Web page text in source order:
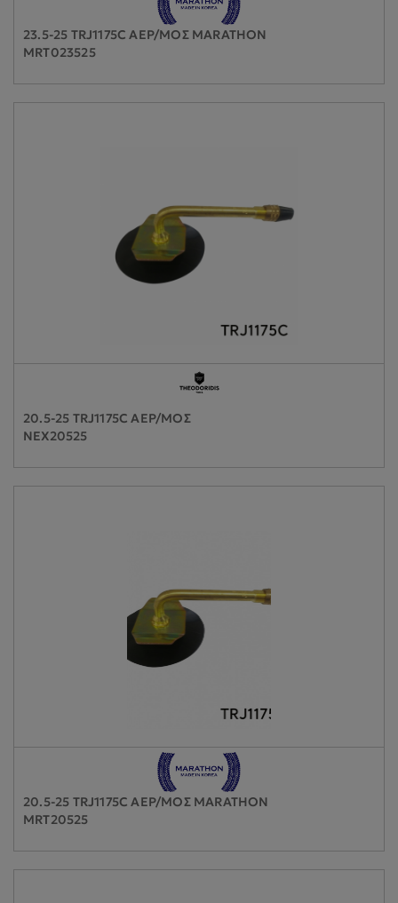
23.5-25 TRJ1175C ΑΕΡ/ΜΟΣ MARATHON
MRT023525
20.5-25 TRJ1175C ΑΕΡ/ΜΟΣ
NEX20525
20.5-25 TRJ1175C ΑΕΡ/ΜΟΣ MARATHON
MRT20525